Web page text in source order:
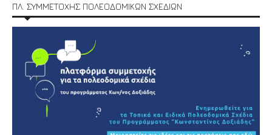
ΠΛ. ΣΥΜΜΕΤΟΧΗΣ ΠΟΛΕΟΔΟΜΙΚΩΝ ΣΧΕΔΙΩΝ